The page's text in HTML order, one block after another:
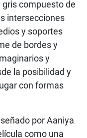
compuesto de
intersecciones
y soportes
de bordes y
y
la posibilidad y
con formas
por Aaniya
como una